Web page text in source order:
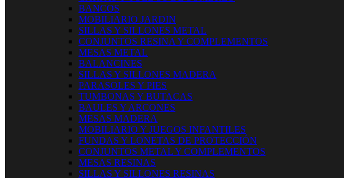
BANCOS
MOBILIARIO JARDIN
SILLAS Y SILLONES METAL
CONJUNTOS RESINA Y COMPLEMENTOS
MESAS METAL
BALANCINES
SILLAS Y SILLONES MADERA
PARASOLES Y PIES
TUMBONAS Y BUTACAS
BAULES Y ARCONES
MESAS MADERA
MOBILIARIO Y JUEGOS INFANTILES
FUNDAS Y LONETAS DE PROTECCIÓN
CONJUNTOS METAL Y COMPLEMENTOS
MESAS RESINAS
SILLAS Y SILLONES RESINAS